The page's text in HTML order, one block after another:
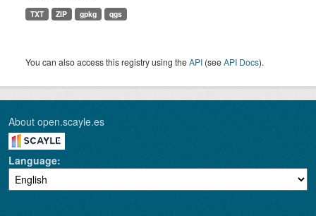
TXT ZIP gpkg qgs
You can also access this registry using theAPI (seeAPI Docs).
About open.scayle.es
Language